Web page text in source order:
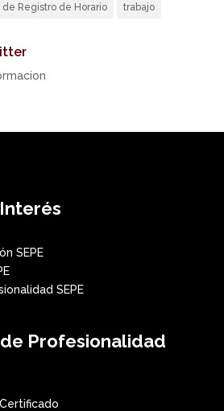
Registro de Horario trabajo
SEPE
SEPE
Profesionalidad